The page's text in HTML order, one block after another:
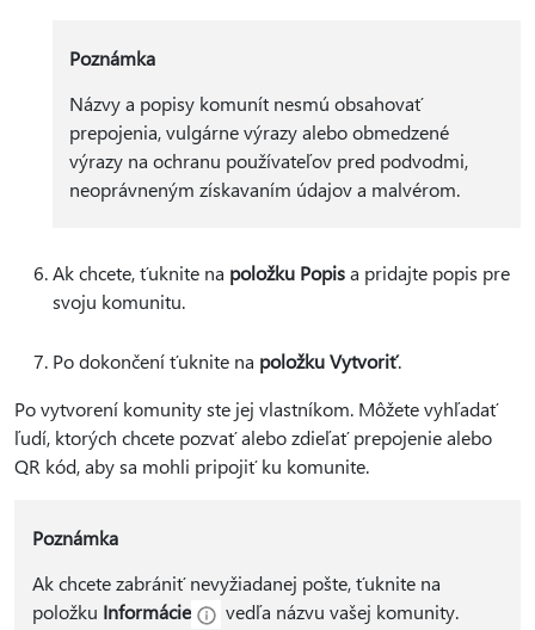
Poznámka
Názvy a popisy komunít nesmú obsahovať
prepojenia, vulgárne výrazy alebo obmedzené
výrazy na ochranu používateľov pred podvodmi,
neoprávneným získavaním údajov a malvérom.
Ak chcete, ťuknite na položku Popisa pridajte popis pre
svoju komunitu.
Po dokončení ťuknite na položku Vytvoriť.
Po vytvorení komunity ste jej vlastníkom. Môžete vyhľadať
ľudí, ktorých chcete pozvať alebo zdieľať prepojenie alebo
QR kód, aby sa mohli pripojiť ku komunite.
Poznámka
Ak chcete zabrániť nevyžiadanej pošte, ťuknite na
položku Informácie
vedľa názvu vašej komunity.